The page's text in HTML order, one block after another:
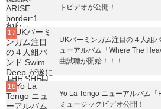
トビデオが公開！
UKバーミンガム注目の４人組
ューアルバム「Where The
曲試聴が開始！！！
Yo La Tengo ニューアルバム
ミュージックビデオ公開！